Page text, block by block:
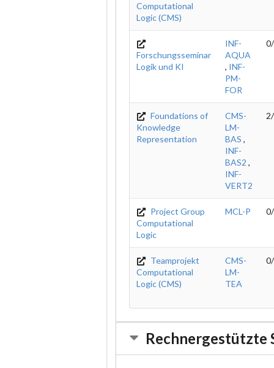
Computational
Logic (CMS)
Forschungsseminar
Logik und KI
INF-
AQUA
, INF-
PM-
FOR
Foundations of
Knowledge
Representation
CMS-
LM-
BAS ,
INF-
BAS2 ,
INF-
VERT2
Project Group
Computational
Logic
MCL-P
Teamprojekt
Computational
Logic (CMS)
CMS-
LM-
TEA
Rechnergestützte